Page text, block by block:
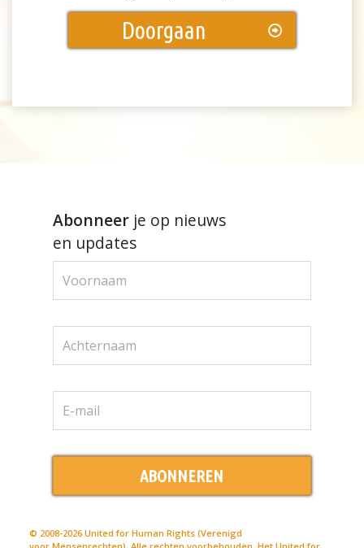
Doorgaan
Abonneerje op nieuws
en updates
ABONNEREN
© 2008-2026 United for Human Rights (Verenigd